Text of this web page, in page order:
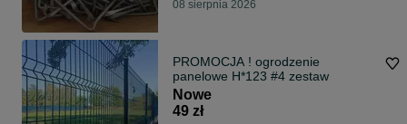
08 sierpnia 2026
PROMOCJA ! ogrodzenie
panelowe H*123 #4 zestaw
Nowe
49 zł